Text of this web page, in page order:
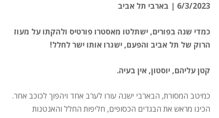
6/3/2023 | בארבי תל אביב
כמדי שנה בפורים, ישתלטו מאסטרו פורטיס ולהקתו על מעוז
הרוק של תל אביב והפעם, ישגרו אותו ישר לחלל!
קטן עליהם, יוסטון, אין בעיה.
כמיטב המסורת, הבארבי ישנה עורו לערב אחד ויהפוך לכוכב אחר.
הכינו מראש את הבגדים הכסופים, חליפות החלל והאנטנות